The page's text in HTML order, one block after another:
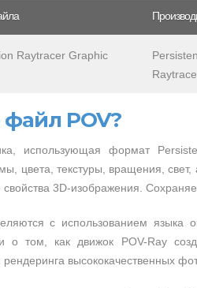
Raytracer Graphic
файл POV?
использующая формат
цвета, текстуры, вращения,
3D-изображения.
с использованием языка
о том, как движок POV-Ray
рендеринга высококачественных